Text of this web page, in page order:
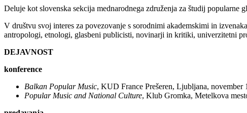
Deluje kot slovenska sekcija mednarodnega združenja za študij popularne
V društvu svoj interes za povezovanje s sorodnimi akademskimi in
antropologi, etnologi, glasbeni publicisti, novinarji in kritiki, univerzitetni
DEJAVNOST
konference
Balkan Popular Music, KUD France Prešeren, Ljubljana, november
Popular Music and National Culture, Klub Gromka, Metelkova